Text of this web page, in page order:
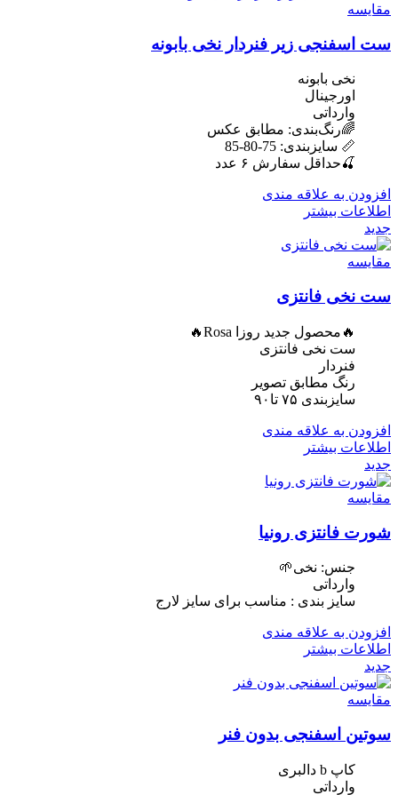
مقایسه
ست اسفنجی زیر فنردار نخی بابونه
نخی بابونه
اورجینال
وارداتی
🌈رنگ‌بندی: مطابق عکس
📏 سایزبندی: 75-80-85
🍒حداقل سفارش ۶ عدد
افزودن به علاقه مندی
اطلاعات بیشتر
جدید
مقایسه
ست نخی فانتزی
🔥محصول جدید روزا Rosa🔥
ست نخی فانتزی
فنردار
رنگ مطابق تصویر
سایزبندی ۷۵ تا۹۰
افزودن به علاقه مندی
اطلاعات بیشتر
جدید
مقایسه
شورت فانتزی رونیا
جنس: نخی🌱
وارداتی
سایز بندی : مناسب برای سایز لارج
افزودن به علاقه مندی
اطلاعات بیشتر
جدید
مقایسه
سوتین اسفنجی بدون فنر
کاپ b دالبری
وارداتی